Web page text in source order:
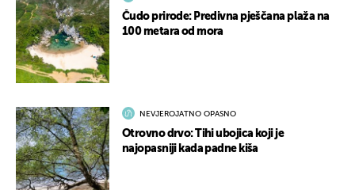
Čudo prirode: Predivna pješčana plaža na
100 metara od mora
NEVJEROJATNO OPASNO
Otrovno drvo: Tihi ubojica koji je
najopasniji kada padne kiša